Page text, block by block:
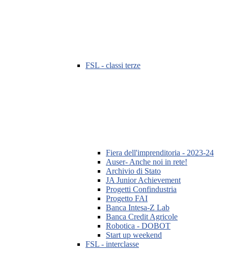
FSL - classi terze
Fiera dell'imprenditoria - 2023-24
Auser- Anche noi in rete!
Archivio di Stato
JA Junior Achievement
Progetti Confindustria
Progetto FAI
Banca Intesa-Z Lab
Banca Credit Agricole
Robotica - DOBOT
Start up weekend
FSL - interclasse